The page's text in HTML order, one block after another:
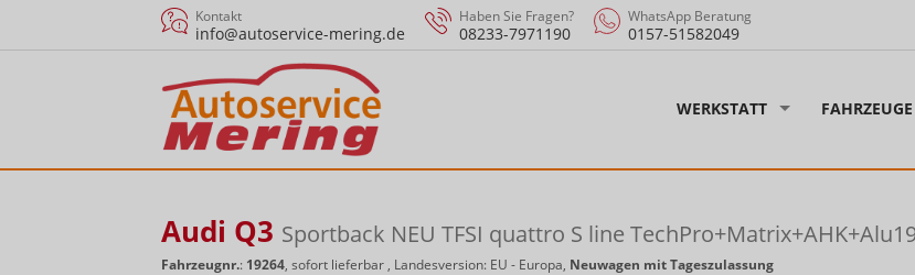
Kontakt
info@autoservice-mering.de
Haben Sie Fragen?
08233-7971190
WhatsApp Beratung
0157-51582049
WERKSTATT FAHRZEUGE
Audi Q3 Sportback NEU TFSI quattro S line
Fahrzeugnr.: 19264, sofort lieferbar , Landesversion: EU - Europa, Neuwagen mit Tageszulassung